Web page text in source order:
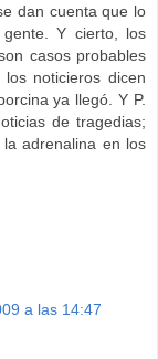
dan cuenta que lo
Y cierto, los
casos probables
noticieros dicen
ya llegó. Y P.
de tragedias;
adrenalina en los
a las 14:47